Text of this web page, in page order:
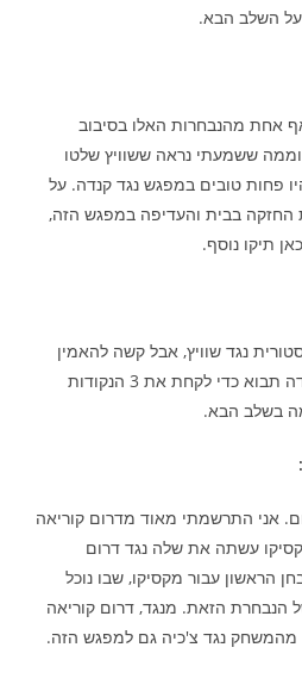
על השלב הבא.
אחת מהנבחרות האלו בסיבוב
ששמעתי נראה ששוויץ שלטו
פחות טובים במפגש נגד קנדה. על
החזקה בבית והעדיפה במפגש הזה,
תיקו נוסף.
נגד שוויץ, אבל קשה להאמין
שזה משהו שיכול להמשיך. קנדה תבוא כדי לקחת את 3 הנקודות
בשלב הבא.
אני התרשמתי מאוד מדרום קוריאה
עשתה את שלה נגד דרום
הראשון עבור מקסיקו, שבו נוכל
הזאת. מנגד, דרום קוריאה
נגד צ'כיה גם למפגש הזה.